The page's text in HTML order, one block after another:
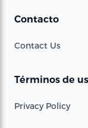
Contacto
Contact Us
Términos de
Privacy Policy